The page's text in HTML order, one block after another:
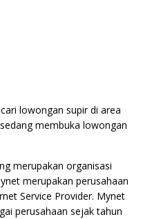
lowongan supir di area
membuka lowongan
merupakan organisasi
merupakan perusahaan
Service Provider. Mynet
perusahaan sejak tahun